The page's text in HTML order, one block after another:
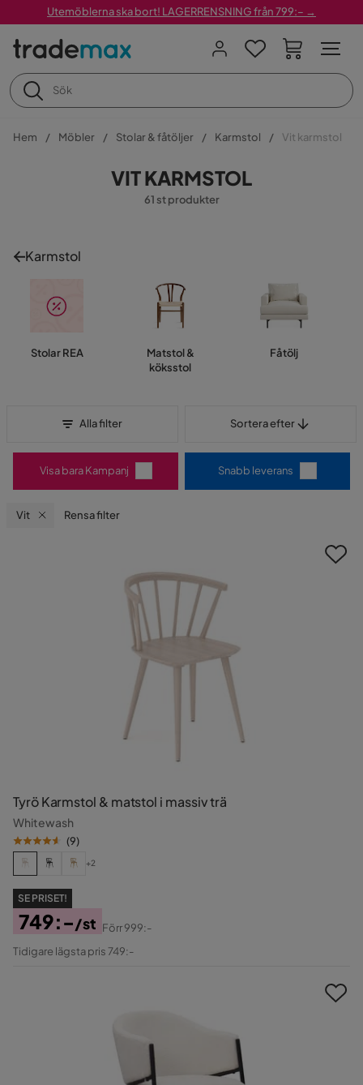
Utemöblerna ska bort! LAGERRENSNING från 799:– →
Hem Möbler Stolar & fåtöljer Karmstol Vit karmstol
VIT KARMSTOL
61 st produkter
Karmstol
Stolar REA
Matstol &
köksstol
Fåtölj
Alla filter Sortera efter
Visa bara Kampanj Snabb leverans
Vit Rensa filter
Tyrö Karmstol & matstol i massiv trä
Whitewash
(9)
+2
SE PRISET!
Pris
749:-/st
Original
Förr999:-
Tidigare lägsta pris 749:-